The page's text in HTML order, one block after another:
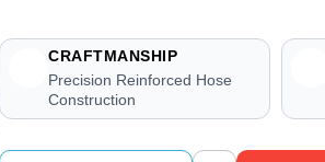
CRAFTMANSHIP
Precision Reinforced Hose
Construction